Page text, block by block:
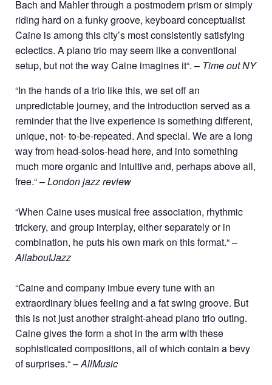
Bach and Mahler through a postmodern prism or simply
riding hard on a funky groove, keyboard conceptualist
Caine is among this city’s most consistently satisfying
eclectics. A piano trio may seem like a conventional
setup, but not the way Caine imagines it“. – Time out NY
“In the hands of a trio like this, we set off an
unpredictable journey, and the introduction served as a
reminder that the live experience is something different,
unique, not- to-be-repeated. And special. We are a long
way from head-solos-head here, and into something
much more organic and intuitive and, perhaps above all,
free.“ –London jazz review
“When Caine uses musical free association, rhythmic
trickery, and group interplay, either separately or in
combination, he puts his own mark on this format.“ –
AllaboutJazz
“Caine and company imbue every tune with an
extraordinary blues feeling and a fat swing groove. But
this is not just another straight-ahead piano trio outing.
Caine gives the form a shot in the arm with these
sophisticated compositions, all of which contain a bevy
of surprises.“ –AllMusic